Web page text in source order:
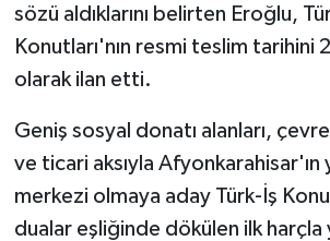
sözü aldıklarını belirten Eroğlu,
Konutları'nın resmi teslim tarihini
olarak ilan etti.
Geniş sosyal donatı alanları,
ve ticari aksıyla Afyonkarahisar'ın
merkezi olmaya aday Türk-İş
dualar eşliğinde dökülen ilk harçla